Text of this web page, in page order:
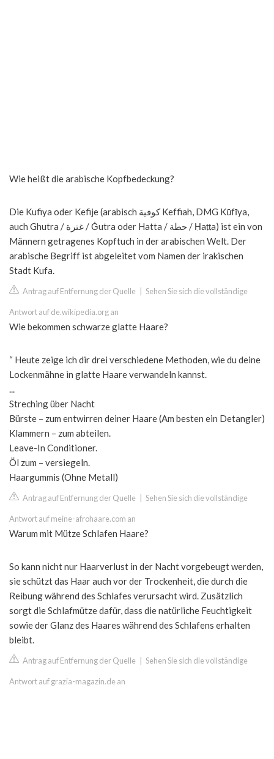
Wie heißt die arabische Kopfbedeckung?
Die Kufiya oder Kefije (arabisch كوفية Keffiah, DMG Kūfīya,
auch Ghutra / غترة / Ġutra oder Hatta / حطة / Ḥaṭṭa) ist ein von
Männern getragenes Kopftuch in der arabischen Welt. Der
arabische Begriff ist abgeleitet vom Namen der irakischen
Stadt Kufa.
Antrag auf Entfernung der Quelle Sehen Sie sich die vollständige
Antwort auf de.wikipedia.org an
Wie bekommen schwarze glatte Haare?
“ Heute zeige ich dir drei verschiedene Methoden, wie du deine
Lockenmähne in glatte Haare verwandeln kannst.
...
Streching über Nacht
Bürste – zum entwirren deiner Haare (Am besten ein Detangler)
Klammern – zum abteilen.
Leave-In Conditioner.
Öl zum – versiegeln.
Haargummis (Ohne Metall)
Antrag auf Entfernung der Quelle Sehen Sie sich die vollständige
Antwort auf meine-afrohaare.com an
Warum mit Mütze Schlafen Haare?
So kann nicht nur Haarverlust in der Nacht vorgebeugt werden,
sie schützt das Haar auch vor der Trockenheit, die durch die
Reibung während des Schlafes verursacht wird. Zusätzlich
sorgt die Schlafmütze dafür, dass die natürliche Feuchtigkeit
sowie der Glanz des Haares während des Schlafens erhalten
bleibt.
Antrag auf Entfernung der Quelle Sehen Sie sich die vollständige
Antwort auf grazia-magazin.de an